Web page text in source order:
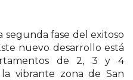
segunda fase del exitoso
nuevo desarrollo está
de 2, 3 y 4
vibrante zona de San